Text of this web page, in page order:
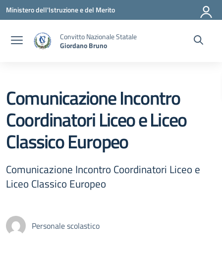
Vai ai contenuti
Vai al menu di navigazione
Vai al footer
Ministero dell'Istruzione e del Merito
Convitto Nazionale Statale
Giordano Bruno
Comunicazione Incontro
Coordinatori Liceo e Liceo
Classico Europeo
Comunicazione Incontro Coordinatori Liceo e
Liceo Classico Europeo
Personale scolastico